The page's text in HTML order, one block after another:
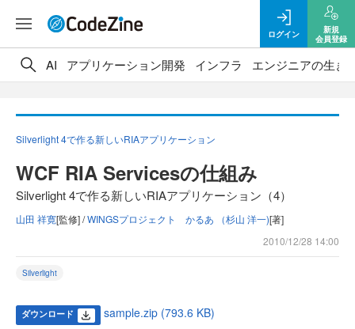
ログイン
新規
会員登録
AI アプリケーション開発 インフラ エンジニアの生き
Silverlight 4で作る新しいRIAアプリケーション
WCF RIA Servicesの仕組み
Silverlight 4で作る新しいRIAアプリケーション（4）
山田 祥寛[監修] /WINGSプロジェクト かるあ （杉山 洋一)[著]
2010/12/28 14:00
Silverlight
ダウンロード sample.zip (793.6 KB)